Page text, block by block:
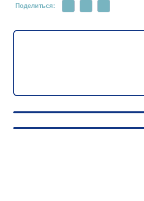
Поделиться: